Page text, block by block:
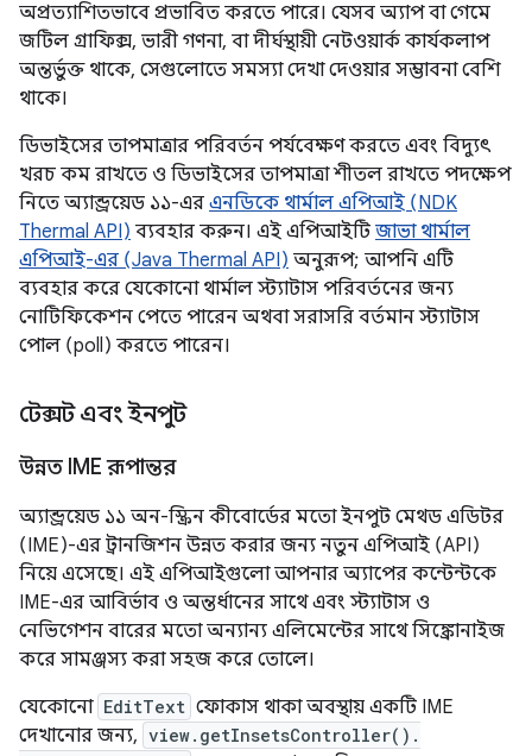
অপ্রত্যাশিতভাবে প্রভাবিত করতে পারে। যেসব অ্যাপ বা গেমে
জটিল গ্রাফিক্স, ভারী গণনা, বা দীর্ঘস্থায়ী নেটওয়ার্ক কার্যকলাপ
অন্তর্ভুক্ত থাকে, সেগুলোতে সমস্যা দেখা দেওয়ার সম্ভাবনা বেশি
থাকে।
ডিভাইসের তাপমাত্রার পরিবর্তন পর্যবেক্ষণ করতে এবং বিদ্যুৎ
খরচ কম রাখতে ও ডিভাইসের তাপমাত্রা শীতল রাখতে পদক্ষেপ
নিতে অ্যান্ড্রয়েড ১১-এর এনডিকে থার্মাল এপিআই (NDK
Thermal API) ব্যবহার করুন। এই এপিআইটি জাভা থার্মাল
এপিআই-এর (Java Thermal API) অনুরূপ; আপনি এটি
ব্যবহার করে যেকোনো থার্মাল স্ট্যাটাস পরিবর্তনের জন্য
নোটিফিকেশন পেতে পারেন অথবা সরাসরি বর্তমান স্ট্যাটাস
পোল (poll) করতে পারেন।
টেক্সট এবং ইনপুট
উন্নত IME রূপান্তর
অ্যান্ড্রয়েড ১১ অন-স্ক্রিন কীবোর্ডের মতো ইনপুট মেথড এডিটর
(IME)-এর ট্রানজিশন উন্নত করার জন্য নতুন এপিআই (API)
নিয়ে এসেছে। এই এপিআইগুলো আপনার অ্যাপের কন্টেন্টকে
IME-এর আবির্ভাব ও অন্তর্ধানের সাথে এবং স্ট্যাটাস ও
নেভিগেশন বারের মতো অন্যান্য এলিমেন্টের সাথে সিঙ্ক্রোনাইজ
করে সামঞ্জস্য করা সহজ করে তোলে।
যেকোনো EditText ফোকাস থাকা অবস্থায় একটি IME
দেখানোর জন্য, view.getInsetsController().